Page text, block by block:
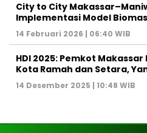
City to City
Implementasi Model
14 Februari 2026 | 06:40 WIB
HDI 2025: Pemkot
Kota Ramah dan Setara,
14 Desember 2025 | 10:48 WIB